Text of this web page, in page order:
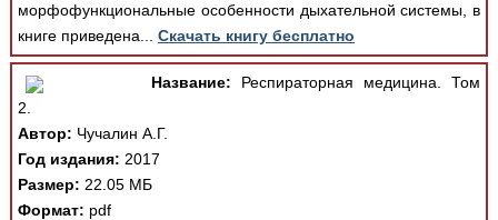
морфофункциональные особенности дыхательной системы, в
книге приведена... Скачать книгу бесплатно
Название: Респираторная медицина. Том
2.
Автор: Чучалин А.Г.
Год издания: 2017
Размер: 22.05 МБ
Формат: pdf